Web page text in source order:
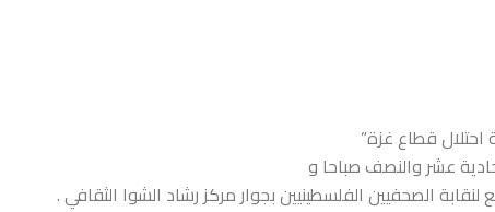
احتلال قطاع غزة”
الصحفيين الفلسطينيين بجوار مركز رشاد الشوا الثقافي .